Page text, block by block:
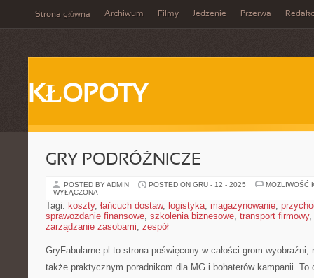
Strona główna Archiwum Filmy Jedzenie Przerwa
KŁOPOTY
GRY PODRÓŻNICZE
POSTED BY ADMIN POSTED ON GRU - 12 - 2025
MOŻLIWOŚĆ
WYŁĄCZONA
Tagi: koszty, łańcuch dostaw, logistyka, magazynowanie,
sprawozdanie finansowe, szkolenia biznesowe, transport firmowy,
zarządzanie zasobami, zespół
GryFabularne.pl to strona poświęcony w całości grom
także praktycznym poradnikom dla MG i bohaterów kampanii.